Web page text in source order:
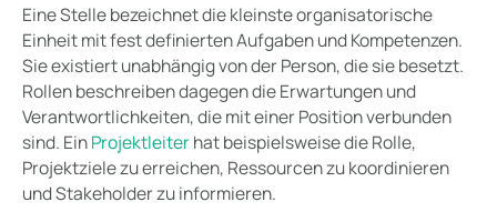
Eine Stelle bezeichnet die kleinste organisatorische
Einheit mit fest definierten Aufgaben und Kompetenzen.
Sie existiert unabhängig von der Person, die sie besetzt.
Rollen beschreiben dagegen die Erwartungen und
Verantwortlichkeiten, die mit einer Position verbunden
sind. EinProjektleiterhat beispielsweise die Rolle,
Projektziele zu erreichen, Ressourcen zu koordinieren
und Stakeholder zu informieren.